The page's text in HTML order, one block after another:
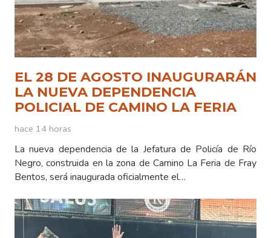
EL 28 DE AGOSTO INAUGURARÁN
LA NUEVA DEPENDENCIA
POLICIAL DE CAMINO LA FERIA
hace 14 horas
La nueva dependencia de la Jefatura de Policía de Río
Negro, construida en la zona de Camino La Feria de Fray
Bentos, será inaugurada oficialmente el…